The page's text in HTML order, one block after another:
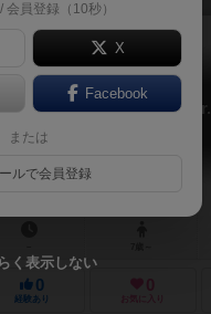
ミニカード5 – ノーマル Ver.
MiniCards5 – Normal Version
0
経験あり
0
お気に入り
会員登録（10秒）
X
Facebook
または
ルで会員登録
く表示しない